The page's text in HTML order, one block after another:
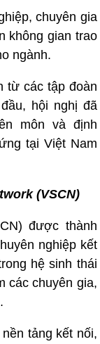
chuyên gia
không gian trao
ngành.
từ các tập đoàn
hội nghị đã
môn và định
tại Việt Nam
(VSCN)
được thành
nghiệp kết
hệ sinh thái
các chuyên gia,
tảng kết nối,